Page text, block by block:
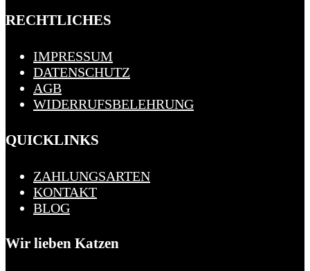
RECHTLICHES
IMPRESSUM
DATENSCHUTZ
AGB
WIDERRUFSBELEHRUNG
QUICKLINKS
ZAHLUNGSARTEN
KONTAKT
BLOG
Wir lieben Katzen